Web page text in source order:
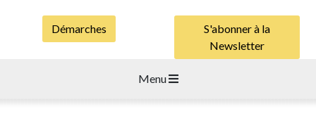
Démarches
S'abonner à la
Newsletter
Menu